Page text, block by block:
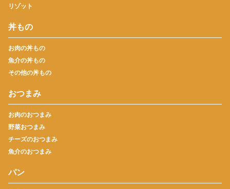
リゾット
丼もの
お肉の丼もの
魚介の丼もの
その他の丼もの
おつまみ
お肉のおつまみ
野菜おつまみ
チーズのおつまみ
魚介のおつまみ
パン